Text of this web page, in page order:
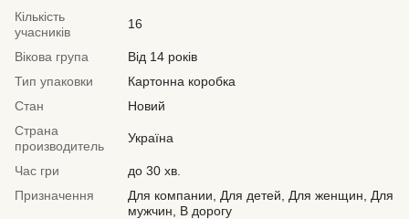
Кількість
учасників
16
Вікова група
Від 14 років
Тип упаковки
Картонна коробка
Стан
Новий
Страна
производитель
Україна
Час гри
до 30 хв.
Призначення
Для компании, Для детей, Для женщин, Для
мужчин, В дорогу